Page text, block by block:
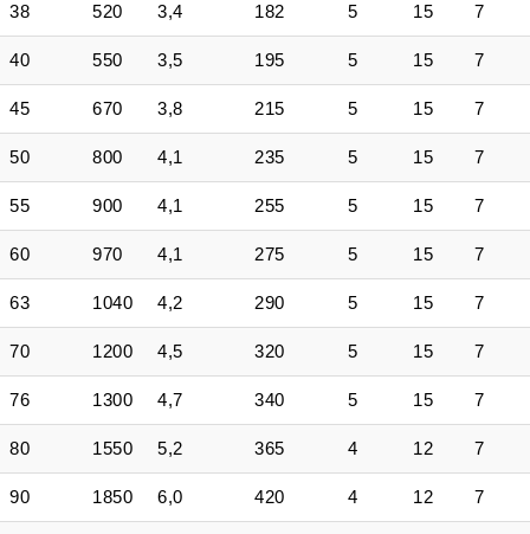
38 520 3,4 182 5 15 7
40 550 3,5 195 5 15 7
45 670 3,8 215 5 15 7
50 800 4,1 235 5 15 7
55 900 4,1 255 5 15 7
60 970 4,1 275 5 15 7
63 1040 4,2 290 5 15 7
70 1200 4,5 320 5 15 7
76 1300 4,7 340 5 15 7
80 1550 5,2 365 4 12 7
90 1850 6,0 420 4 12 7